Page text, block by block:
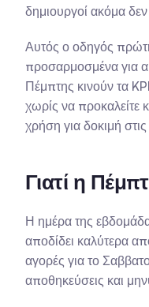
δημιουργοί ακόμα
Αυτός ο οδηγός
προσαρμοσμένα για
Πέμπτης κινούν τα
χωρίς να προκαλείτε
χρήση για δοκιμή
Γιατί η
Η ημέρα της
αποδίδει καλύτερα
αγορές για το
αποθηκεύσεις και